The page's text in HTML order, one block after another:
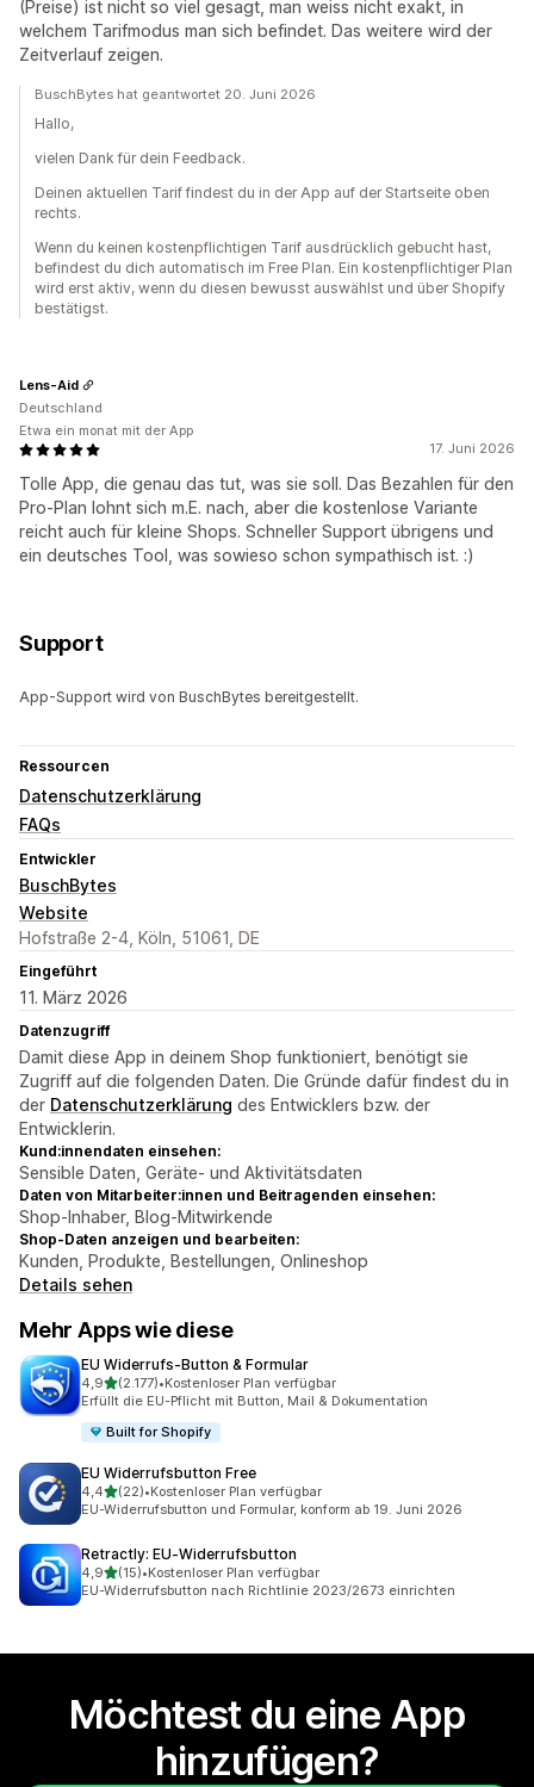
(Preise) ist nicht so viel gesagt, man weiss nicht exakt, in
welchem Tarifmodus man sich befindet. Das weitere wird der
Zeitverlauf zeigen.
BuschBytes hat geantwortet 20. Juni 2026
Hallo,
vielen Dank für dein Feedback.
Deinen aktuellen Tarif findest du in der App auf der Startseite oben
rechts.
Wenn du keinen kostenpflichtigen Tarif ausdrücklich gebucht hast,
befindest du dich automatisch im Free Plan. Ein kostenpflichtiger Plan
wird erst aktiv, wenn du diesen bewusst auswählst und über Shopify
bestätigst.
17. Juni 2026
Tolle App, die genau das tut, was sie soll. Das Bezahlen für den
Pro-Plan lohnt sich m.E. nach, aber die kostenlose Variante
reicht auch für kleine Shops. Schneller Support übrigens und
ein deutsches Tool, was sowieso schon sympathisch ist. :)
Lens-Aid
Deutschland
Etwa ein monat mit der App
Support
App-Support wird von BuschBytes bereitgestellt.
Ressourcen
Datenschutzerklärung
FAQs
Entwickler
BuschBytes
Website
Hofstraße 2-4, Köln, 51061, DE
Eingeführt
11. März 2026
Datenzugriff
Damit diese App in deinem Shop funktioniert, benötigt sie
Zugriff auf die folgenden Daten. Die Gründe dafür findest du in
der Datenschutzerklärung des Entwicklers bzw. der
Entwicklerin.
Kund:innendaten einsehen:
Sensible Daten, Geräte- und Aktivitätsdaten
Daten von Mitarbeiter:innen und Beitragenden einsehen:
Shop-Inhaber, Blog-Mitwirkende
Shop-Daten anzeigen und bearbeiten:
Kunden, Produkte, Bestellungen, Onlineshop
Details sehen
Mehr Apps wie diese
EU Widerrufs‑Button & Formular
4,9von 5 Sternen
(2.177)
2177 Rezensionen insgesamt
•Kostenloser Plan verfügbar
Erfüllt die EU-Pflicht mit Button, Mail & Dokumentation
Built for Shopify
EU Widerrufsbutton Free
4,4von 5 Sternen
(22)
22 Rezensionen insgesamt
•Kostenloser Plan verfügbar
EU-Widerrufsbutton und Formular, konform ab 19. Juni 2026
Retractly: EU‑Widerrufsbutton
4,9von 5 Sternen
(15)
15 Rezensionen insgesamt
•Kostenloser Plan verfügbar
EU-Widerrufsbutton nach Richtlinie 2023/2673 einrichten
Möchtest du eine App
hinzufügen?